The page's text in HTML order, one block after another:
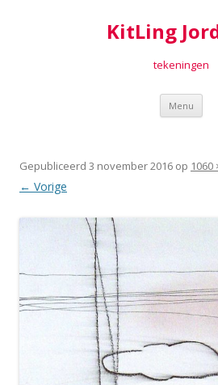
KitLing
tekeningen
Menu
Gepubliceerd 3 november 2016 op 1060
← Vorige